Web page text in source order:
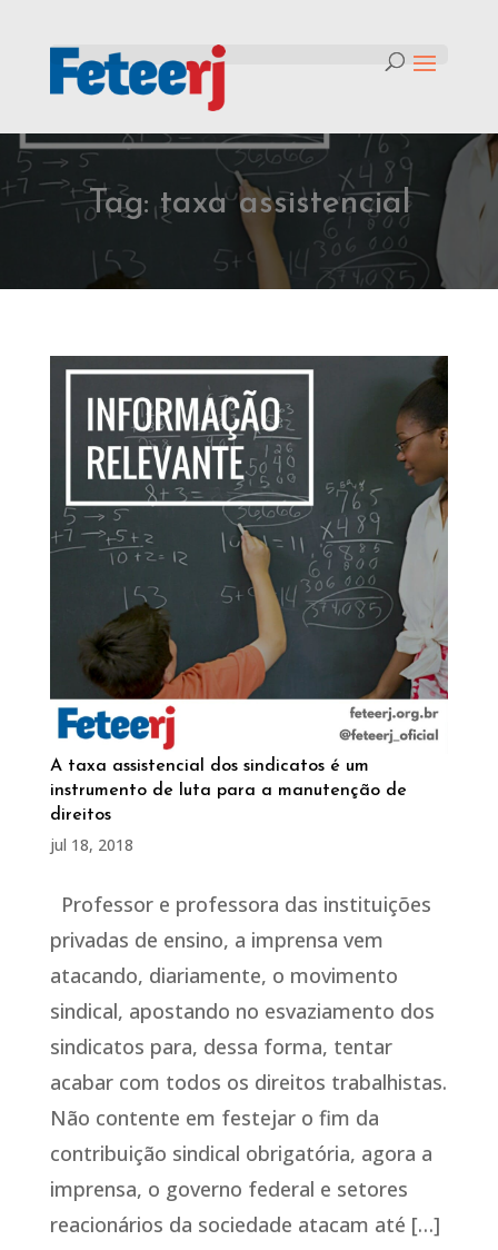
Tag:taxa assistencial
A taxa assistencial dos sindicatos é um
instrumento de luta para a manutenção de
direitos
jul 18, 2018
Professor e professora das instituições
privadas de ensino, a imprensa vem
atacando, diariamente, o movimento
sindical, apostando no esvaziamento dos
sindicatos para, dessa forma, tentar
acabar com todos os direitos trabalhistas.
Não contente em festejar o fim da
contribuição sindical obrigatória, agora a
imprensa, o governo federal e setores
reacionários da sociedade atacam até […]